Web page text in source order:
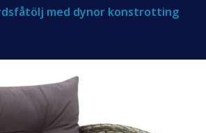
med dynor konstrotting